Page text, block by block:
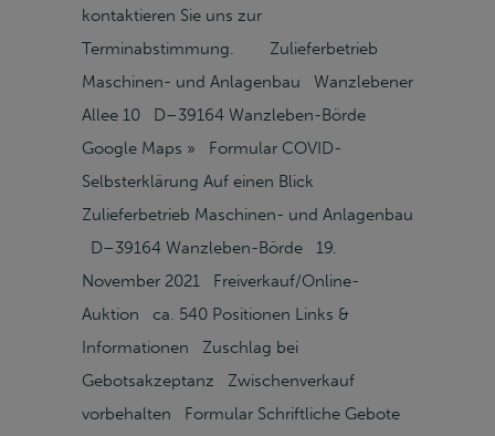
kontaktieren Sie uns zur
Terminabstimmung. Zulieferbetrieb
Maschinen- und Anlagenbau Wanzlebener
Allee 10 D–39164 Wanzleben-Börde
Google Maps » Formular COVID-
Selbsterklärung Auf einen Blick
Zulieferbetrieb Maschinen- und Anlagenbau
D–39164 Wanzleben-Börde 19.
November 2021 Freiverkauf/Online-
Auktion ca. 540 Positionen Links &
Informationen Zuschlag bei
Gebotsakzeptanz Zwischenverkauf
vorbehalten Formular Schriftliche Gebote